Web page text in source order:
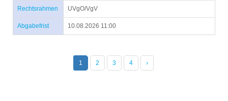
Rechtsrahmen UVgO/VgV
Abgabefrist 10.08.2026 11:00
1 2 3 4 ›